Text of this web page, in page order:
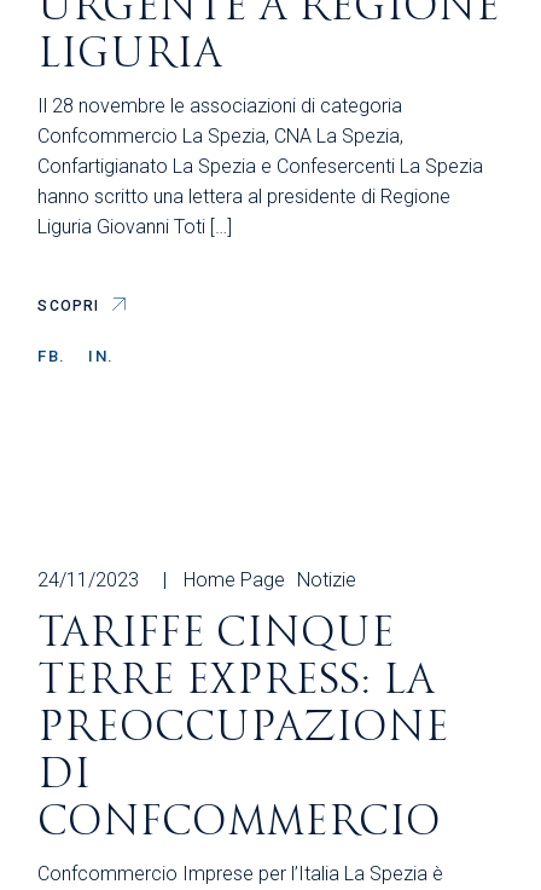
LIGURIA
Il 28 novembre le associazioni di categoria
Confcommercio La Spezia, CNA La Spezia,
Confartigianato La Spezia e Confesercenti La Spezia
hanno scritto una lettera al presidente di Regione
Liguria Giovanni Toti […]
SCOPRI
FB. IN.
24/11/2023 Home Page Notizie
TARIFFE CINQUE
TERRE EXPRESS: LA
PREOCCUPAZIONE
DI
CONFCOMMERCIO
Confcommercio Imprese per l’Italia La Spezia è